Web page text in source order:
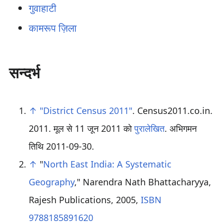
गुवाहाटी
कामरूप ज़िला
सन्दर्भ
↑ "District Census 2011". Census2011.co.in.
2011. मूल से 11 जून 2011 कोपुरालेखित. अभिगमन
तिथि 2011-09-30.
↑ "North East India: A Systematic
Geography," Narendra Nath Bhattacharyya,
Rajesh Publications, 2005, ISBN
9788185891620